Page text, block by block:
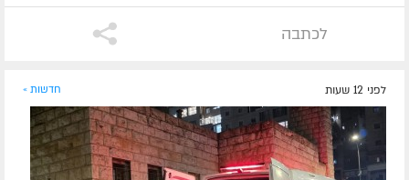
לכתבה
לפני 12 שעות חדשות »